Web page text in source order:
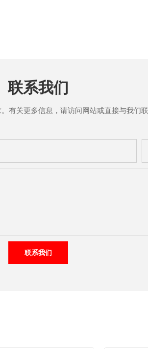
联系我们
有关更多信息，请访问网站或直接与我们
联系我们